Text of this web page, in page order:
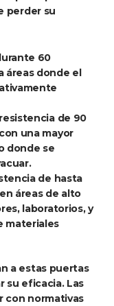
perder su
60
áreas donde el
de 90
una mayor
donde se
de hasta
áreas de alto
laboratorios, y
materiales
a estas puertas
su eficacia. Las
con normativas